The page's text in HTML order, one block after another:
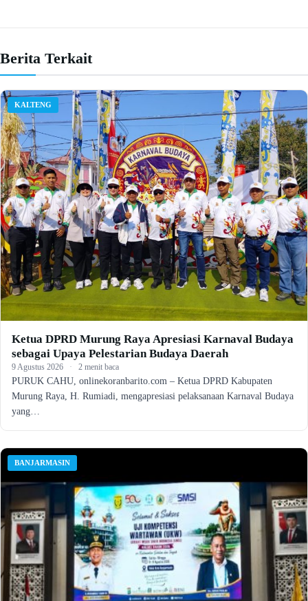
Berita Terkait
KALTENG
Ketua DPRD Murung Raya Apresiasi Karnaval Budaya
sebagai Upaya Pelestarian Budaya Daerah
9 Agustus 2026 · 2 menit baca
PURUK CAHU, onlinekoranbarito.com – Ketua DPRD Kabupaten
Murung Raya, H. Rumiadi, mengapresiasi pelaksanaan Karnaval Budaya
yang…
BANJARMASIN